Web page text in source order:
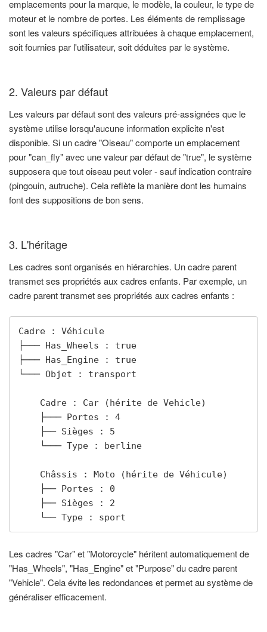
emplacements pour la marque, le modèle, la couleur, le type de
moteur et le nombre de portes. Les éléments de remplissage
sont les valeurs spécifiques attribuées à chaque emplacement,
soit fournies par l'utilisateur, soit déduites par le système.
2. Valeurs par défaut
Les valeurs par défaut sont des valeurs pré-assignées que le
système utilise lorsqu'aucune information explicite n'est
disponible. Si un cadre "Oiseau" comporte un emplacement
pour "can_fly" avec une valeur par défaut de "true", le système
supposera que tout oiseau peut voler - sauf indication contraire
(pingouin, autruche). Cela reflète la manière dont les humains
font des suppositions de bon sens.
3. L'héritage
Les cadres sont organisés en hiérarchies. Un cadre parent
transmet ses propriétés aux cadres enfants. Par exemple, un
cadre parent transmet ses propriétés aux cadres enfants :
Cadre : Véhicule
├─── Has_Wheels : true
├─── Has_Engine : true
└─── Objet : transport
    └── Type : sport
Les cadres "Car" et "Motorcycle" héritent automatiquement de
"Has_Wheels", "Has_Engine" et "Purpose" du cadre parent
"Vehicle". Cela évite les redondances et permet au système de
généraliser efficacement.